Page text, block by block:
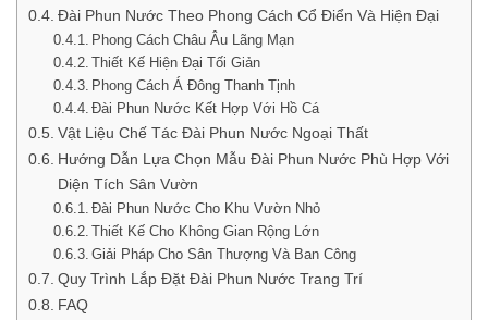
Đài Phun Nước Theo Phong Cách Cổ Điển Và Hiện Đại
Phong Cách Châu Âu Lãng Mạn
Thiết Kế Hiện Đại Tối Giản
Phong Cách Á Đông Thanh Tịnh
Đài Phun Nước Kết Hợp Với Hồ Cá
Vật Liệu Chế Tác Đài Phun Nước Ngoại Thất
Hướng Dẫn Lựa Chọn Mẫu Đài Phun Nước Phù Hợp Với
Diện Tích Sân Vườn
Đài Phun Nước Cho Khu Vườn Nhỏ
Thiết Kế Cho Không Gian Rộng Lớn
Giải Pháp Cho Sân Thượng Và Ban Công
Quy Trình Lắp Đặt Đài Phun Nước Trang Trí
FAQ